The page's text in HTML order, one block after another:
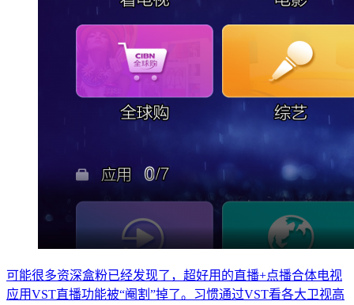
可能很多资深盒粉已经发现了，超好用的直播+点播合体电视
应用VST直播功能被“阉割”掉了。习惯通过VST看各大卫视高